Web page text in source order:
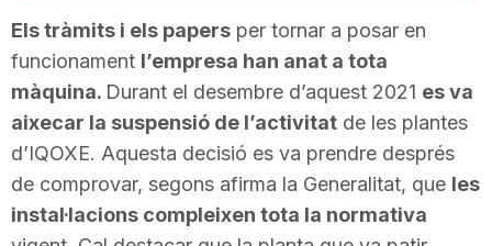
Els tràmits i els papers per tornar a posar en
funcionament l’empresa han anat a tota
màquina. Durant el desembre d’aquest 2021 es va
aixecar la suspensió de l’activitat de les plantes
d’IQOXE. Aquesta decisió es va prendre després
de comprovar, segons afirma la Generalitat, que les
instal·lacions compleixen tota la normativa